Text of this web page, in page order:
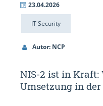
23.04.2026
IT Security
Autor: NCP
NIS-2 ist in Kraft:
Umsetzung in